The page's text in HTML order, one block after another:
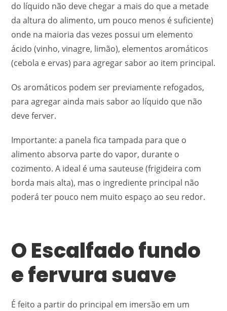
do líquido não deve chegar a mais do que a metade
da altura do alimento, um pouco menos é suficiente)
onde na maioria das vezes possui um elemento
ácido (vinho, vinagre, limão), elementos aromáticos
(cebola e ervas) para agregar sabor ao item principal.
Os aromáticos podem ser previamente refogados,
para agregar ainda mais sabor ao líquido que não
deve ferver.
Importante: a panela fica tampada para que o
alimento absorva parte do vapor, durante o
cozimento. A ideal é uma sauteuse (frigideira com
borda mais alta), mas o ingrediente principal não
poderá ter pouco nem muito espaço ao seu redor.
O Escalfado fundo
e fervura suave
É feito a partir do principal em imersão em um